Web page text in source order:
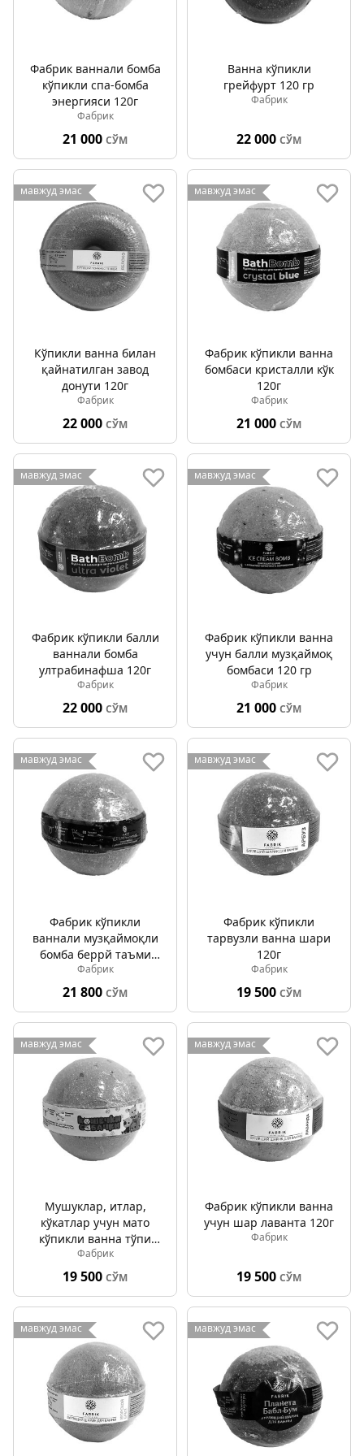
Фабрик ваннали бомба
кўпикли спа-бомба
энергияси 120г
Фабрик
21 000 СЎМ
Ванна кўпикли
грейфурт 120 гр
Фабрик
22 000 СЎМ
мавжуд эмас
Кўпикли ванна билан
қайнатилган завод
донути 120г
Фабрик
22 000 СЎМ
мавжуд эмас
Фабрик кўпикли ванна
бомбаси кристалли кўк
120г
Фабрик
21 000 СЎМ
мавжуд эмас
Фабрик кўпикли балли
ваннали бомба
ултрабинафша 120г
Фабрик
22 000 СЎМ
мавжуд эмас
Фабрик кўпикли ванна
учун балли музқаймоқ
бомбаси 120 гр
Фабрик
21 000 СЎМ
мавжуд эмас
Фабрик кўпикли
ваннали музқаймоқли
бомба беррй таъми
билан 120г
Фабрик
21 800 СЎМ
мавжуд эмас
Фабрик кўпикли
тарвузли ванна шари
120г
Фабрик
19 500 СЎМ
мавжуд эмас
Мушуклар, итлар,
кўкатлар учун мато
кўпикли ванна тўпи
120г
Фабрик
19 500 СЎМ
мавжуд эмас
Фабрик кўпикли ванна
учун шар лаванта 120г
Фабрик
19 500 СЎМ
мавжуд эмас мавжуд эмас